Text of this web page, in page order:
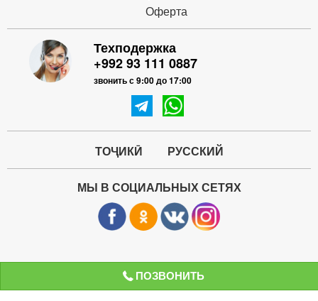
ПОЗВОНИТЬ
Оферта
Техподержка
+992 93 111 0887
звонить с 9:00 до 17:00
ТОҶИКӢ РУССКИЙ
МЫ В СОЦИАЛЬНЫХ СЕТЯХ